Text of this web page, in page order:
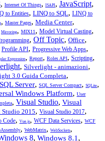
, Internet Of Things, ISAPI, JavaScript,
to Entities, LINQ to SQL, LINQ to
, Master Pages, Media Center,
Mirroring, MIX11 , Model Virtual Casting,
, Off Topic, Office,
Profile API, Progressive Web Apps,
Expression, Report, Roles API, Scripting,
, Silverlight - animazioni,
3.0 Guida Completa,
SQL Server, SQL Server Compact, SQLite,
Windows Platform, User
, Visual Studio, Visual
Studio 2015, Visual Studio 2017,
Code, Vue.js, WCF Data Services, WCF
, WebMatrix, WebSockets,
8, Windows 8.1 ,